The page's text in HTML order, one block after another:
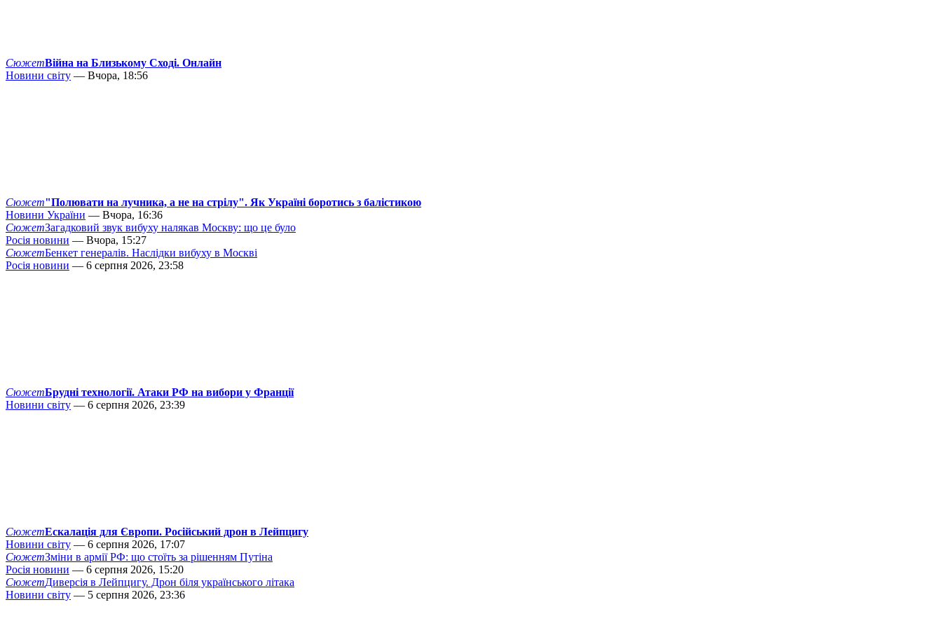
СюжетВійна на Близькому Сході. Онлайн
Новини світу — Вчора, 18:56
Сюжет"Полювати на лучника, а не на стрілу". Як Україні боротись з балістикою
Новини України — Вчора, 16:36
СюжетЗагадковий звук вибуху налякав Москву: що це було
Росія новини — Вчора, 15:27
СюжетБенкет генералів. Наслідки вибуху в Москві
Росія новини — 6 серпня 2026, 23:58
СюжетБрудні технології. Атаки РФ на вибори у Франції
Новини світу — 6 серпня 2026, 23:39
СюжетЕскалація для Європи. Російський дрон в Лейпцигу
Новини світу — 6 серпня 2026, 17:07
СюжетЗміни в армії РФ: що стоїть за рішенням Путіна
Росія новини — 6 серпня 2026, 15:20
СюжетДиверсія в Лейпцигу. Дрон біля українського літака
Новини світу — 5 серпня 2026, 23:36